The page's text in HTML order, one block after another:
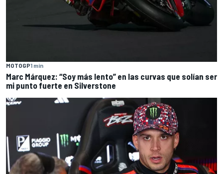
MOTOGP1 min
Marc Márquez: “Soy más lento” en las curvas que solían ser
mi punto fuerte en Silverstone